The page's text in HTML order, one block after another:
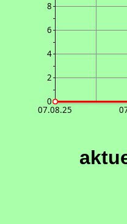
8
6
4
2
0
07.08.25